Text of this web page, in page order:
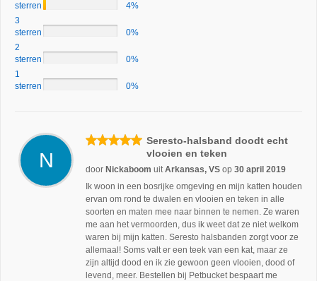
sterren
4%
3
sterren
0%
2
sterren
0%
1
sterren
0%
N
Seresto-halsband doodt echt
vlooien en teken
door Nickaboom uitArkansas, VS op 30 april 2019
Ik woon in een bosrijke omgeving en mijn katten houden
ervan om rond te dwalen en vlooien en teken in alle
soorten en maten mee naar binnen te nemen. Ze waren
me aan het vermoorden, dus ik weet dat ze niet welkom
waren bij mijn katten. Seresto halsbanden zorgt voor ze
allemaal! Soms valt er een teek van een kat, maar ze
zijn altijd dood en ik zie gewoon geen vlooien, dood of
levend, meer. Bestellen bij Petbucket bespaart me